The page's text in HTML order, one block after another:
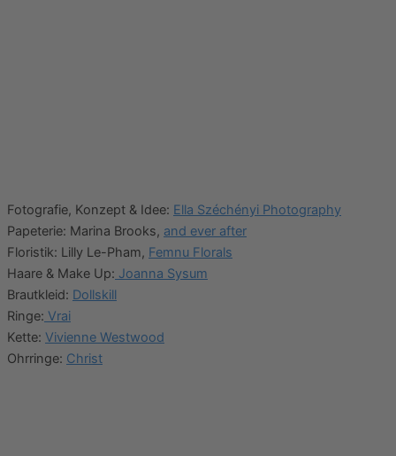
Fotografie, Konzept & Idee: Ella Széchényi Photography
Papeterie: Marina Brooks, and ever after
Floristik: Lilly Le-Pham, Femnu Florals
Haare & Make Up: Joanna Sysum
Brautkleid: Dollskill
Ringe: Vrai
Kette: Vivienne Westwood
Ohrringe: Christ